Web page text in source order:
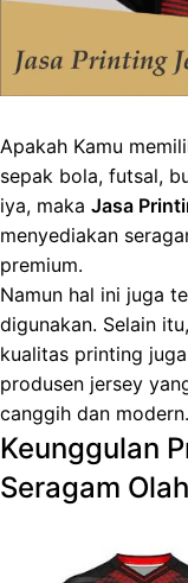
Apakah Kamu
sepak bola, futsal,
iya, maka Jasa
menyediakan
premium.
Namun hal ini juga
digunakan. Selain
kualitas printing
produsen jersey
canggih dan modern.
Keunggulan
Seragam